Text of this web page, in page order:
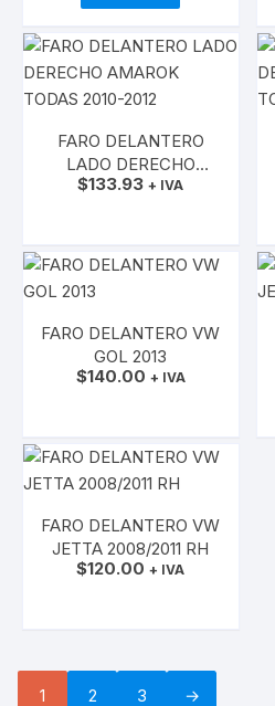
FARO DELANTERO
LADO DERECHO
AMAROK TODAS 2010-
$133.93 + IVA
FARO DELANTERO VW
GOL 2013
$140.00 + IVA
FARO DELANTERO VW
JETTA 2008/2011 RH
$120.00 + IVA
1 2 3 →